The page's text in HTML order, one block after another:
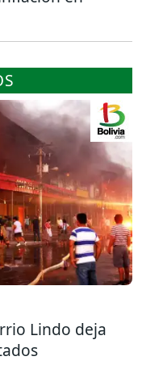
Lindo deja